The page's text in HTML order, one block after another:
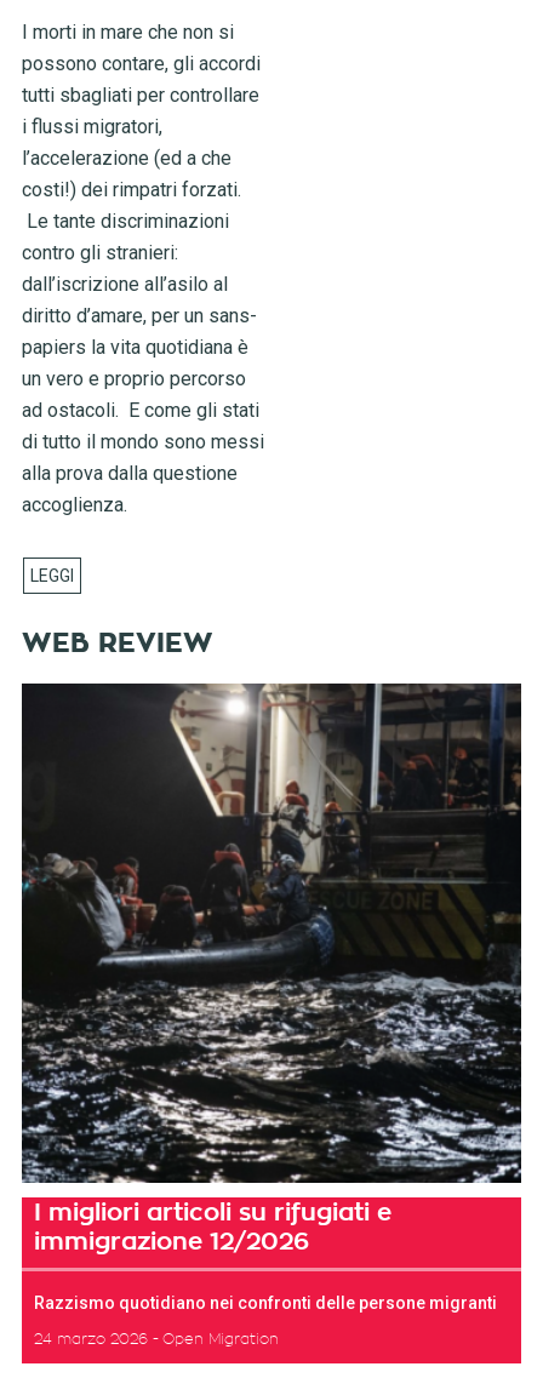
I morti in mare che non si
possono contare, gli accordi
tutti sbagliati per controllare
i flussi migratori,
l’accelerazione (ed a che
costi!) dei rimpatri forzati.
Le tante discriminazioni
contro gli stranieri:
dall’iscrizione all’asilo al
diritto d’amare, per un sans-
papiers la vita quotidiana è
un vero e proprio percorso
ad ostacoli. E come gli stati
di tutto il mondo sono messi
alla prova dalla questione
accoglienza.
WEB REVIEW
I migliori articoli su rifugiati e
immigrazione 12/2026
Razzismo quotidiano nei confronti delle persone migranti
24 marzo 2026 Open Migration